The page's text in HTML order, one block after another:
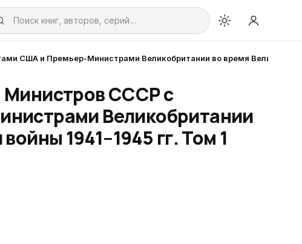
США и Премьер-Министрами Великобритании во время Великой
Министров СССР с
Великобритании
1941–1945 гг. Том 1